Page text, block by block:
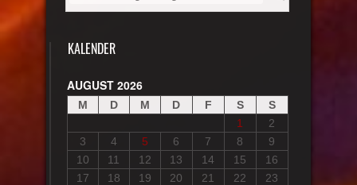
KALENDER
AUGUST 2026
M D M D F S
S
1
2
3
4 5 6 7 8
9
10
11 12 13 14 15
16
17
18 19 20 21 22
23